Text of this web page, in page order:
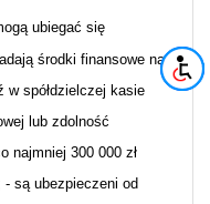
ubiegać się
środki finansowe na
w spółdzielczej kasie
lub zdolność
najmniej 300 000 zł
są ubezpieczeni od